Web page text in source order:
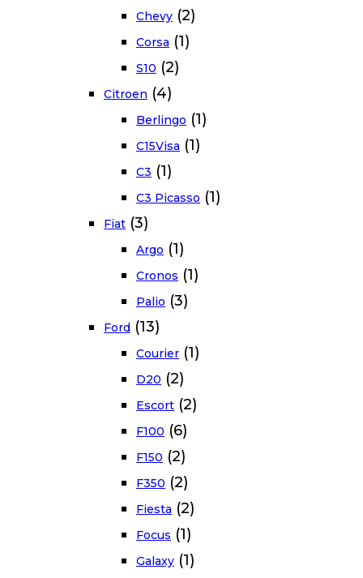
Chevy (2)
Corsa (1)
S10 (2)
Citroen (4)
Berlingo (1)
C15Visa (1)
C3 (1)
C3 Picasso (1)
Fiat (3)
Argo (1)
Cronos (1)
Palio (3)
Ford (13)
Courier (1)
D20 (2)
Escort (2)
F100 (6)
F150 (2)
F350 (2)
Fiesta (2)
Focus (1)
Galaxy (1)